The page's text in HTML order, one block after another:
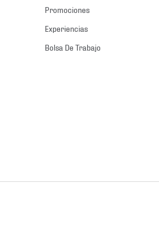
Promociones
Experiencias
Bolsa De Trabajo